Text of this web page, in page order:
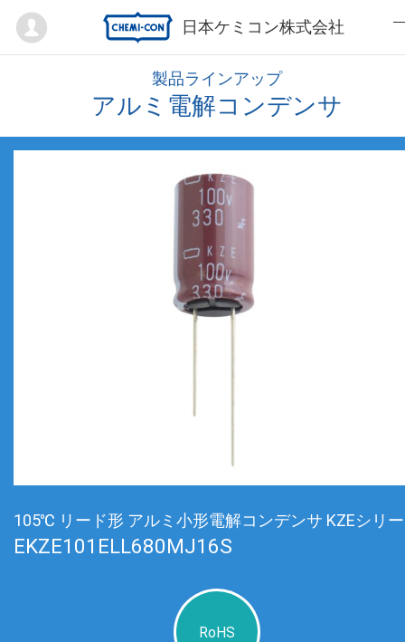
日本ケミコン株式会社
Mypage
製品ラインアップ
アルミ電解コンデンサ
105℃ リード形 アルミ小形電解コンデンサ KZEシリ
EKZE101ELL680MJ16S
RoHS